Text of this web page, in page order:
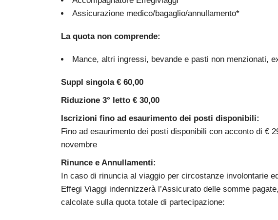
Assicurazione medico/bagaglio/annullamento*
La quota non comprende:
Mance, altri ingressi, bevande e pasti non menzionati,
Suppl singola € 60,00
Riduzione 3° letto € 30,00
Iscrizionifino ad esaurimento dei posti disponibili:
Fino ad esaurimento dei posti disponibili con acconto di €
novembre
Rinunce e Annullamenti:
In caso di rinuncia al viaggio per circostanze involontarie
Effegi Viaggi indennizzerà l’Assicurato delle somme
calcolate sulla quota totale di partecipazione: